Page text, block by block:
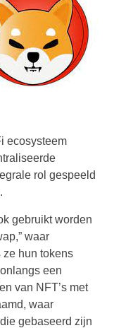
ecosysteem
rol gespeeld
gebruikt worden
waar
hun tokens
een
van NFT’s met
waar
gebaseerd zijn